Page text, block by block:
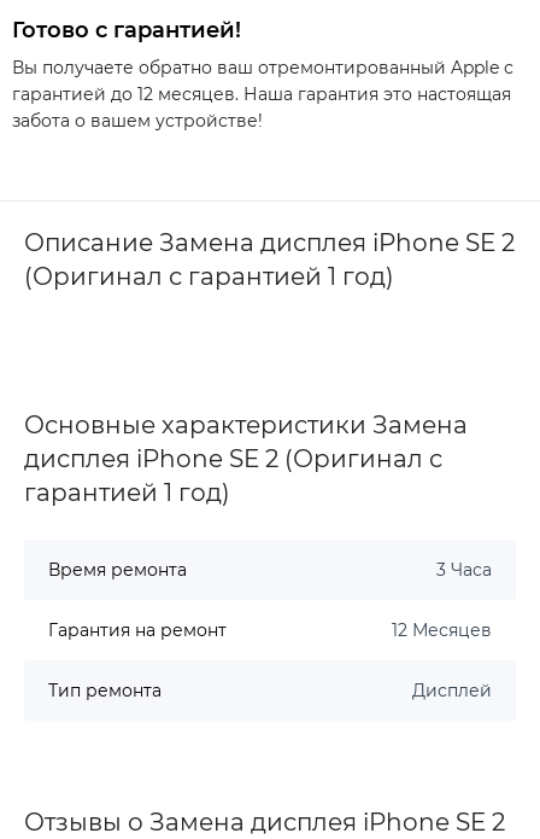
Готово с гарантией!
Вы получаете обратно ваш отремонтированный Apple с
гарантией до 12 месяцев. Наша гарантия это настоящая
забота о вашем устройстве!
Описание Замена дисплея iPhone SE 2
(Оригинал с гарантией 1 год)
Основные характеристики Замена
дисплея iPhone SE 2 (Оригинал с
гарантией 1 год)
Время ремонта 3 Часа
Гарантия на ремонт 12 Месяцев
Тип ремонта Дисплей
Отзывы о Замена дисплея iPhone SE 2